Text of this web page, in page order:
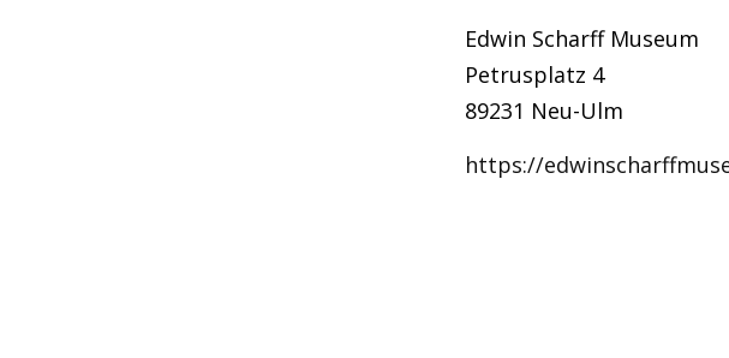
Edwin Scharff Museum
Petrusplatz 4
89231 Neu-Ulm
https://